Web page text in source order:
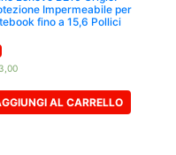
Impermeabile per
fino a 15,6 Pollici
AL CARRELLO